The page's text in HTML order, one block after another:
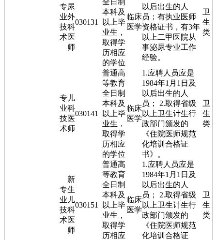
专
业
技
术
尿
外
科
医
师
030131
全日制
本科及
以上毕
业生，
取得学
历相应
的学位
临床
医学
以后出生的人
员；有执业医师
资格证书，有3年
以上二甲医院从
事泌尿专业工作
经验。
卫
生
类
专
业
技
术
儿
科
医
师
030141
普通高
等教育
全日制
本科及
以上毕
业生，
取得学
历相应
的学位
临床
医学
1.应聘人员应是
1984年1月1日及
以后出生的人
员； 2.取得省级
以上卫生计生行
政部门颁发的
《住院医师规范
化培训合格证
书》。
卫
生
类
专
业
技
术
新
生
儿
科
医
师
030151
普通高
等教育
全日制
本科及
以上毕
业生，
取得学
历相应
临床
医学
1.应聘人员应是
1984年1月1日及
以后出生的人
员； 2.取得省级
以上卫生计生行
政部门颁发的
《住院医师规范
化培训合格证
卫
生
类